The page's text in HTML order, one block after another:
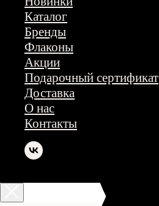
Каталог
Бренды
Флаконы
Акции
Подарочный сертификат
Доставка
О нас
Контакты